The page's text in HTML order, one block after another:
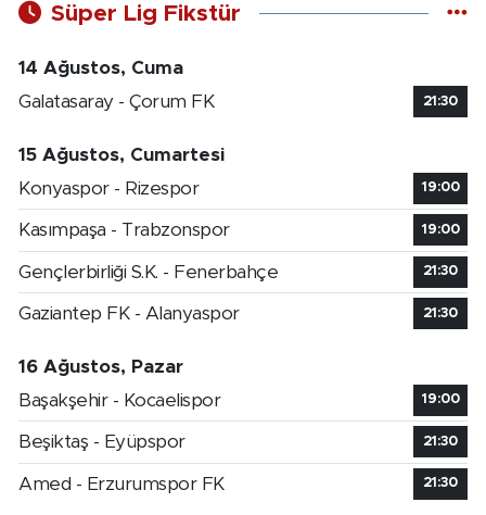
Süper Lig Fikstür
14 Ağustos, Cuma
Galatasaray - Çorum FK
21:30
15 Ağustos, Cumartesi
Konyaspor - Rizespor
19:00
Kasımpaşa - Trabzonspor 19:00
Gençlerbirliği S.K. - Fenerbahçe 21:30
Gaziantep FK - Alanyaspor 21:30
16 Ağustos, Pazar
Başakşehir - Kocaelispor
19:00
Beşiktaş - Eyüpspor 21:30
Amed - Erzurumspor FK 21:30